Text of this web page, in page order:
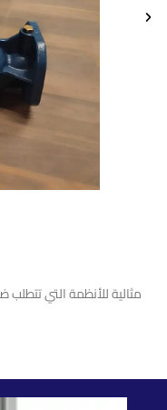
مثالية للأنظمة التي